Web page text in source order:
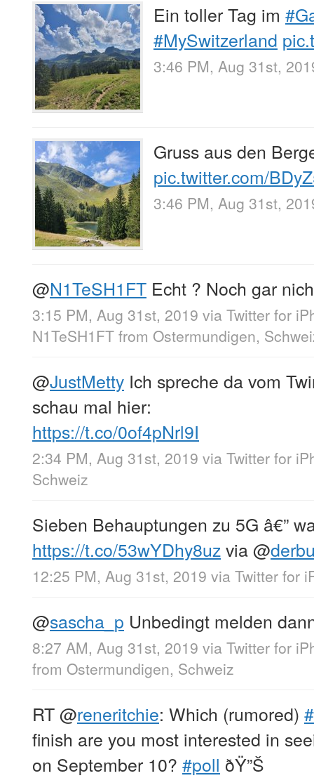
Ein toller Tag im
#MySwitzerland
3:46 PM, Aug 31st,
Gruss aus den
pic.twitter.com/
3:46 PM, Aug 31st,
@N1TeSH1FT Echt ? Noch gar
3:15 PM, Aug 31st, 2019 via Twitter for
N1TeSH1FT from Ostermundigen,
@JustMetty Ich spreche da vom
schau mal hier:
https://t.co/0of4pNrl9I
2:34 PM, Aug 31st, 2019 via Twitter for
Schweiz
Sieben Behauptungen zu 5G â€”
https://t.co/53wYDhy8uzvia@
12:25 PM, Aug 31st, 2019 via Twitter for
@sascha_p Unbedingt melden
8:27 AM, Aug 31st, 2019 via Twitter for
from Ostermundigen, Schweiz
RT@reneritchie: Which (rumored)
finish are you most interested in
on September 10? #poll ðŸ”Š